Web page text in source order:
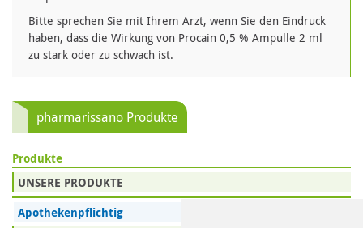
Bitte sprechen Sie mit Ihrem Arzt, wenn Sie den Eindruck
haben, dass die Wirkung von Procain 0,5 % Ampulle 2 ml
zu stark oder zu schwach ist.
pharmarissano Produkte
Produkte
UNSERE PRODUKTE
Apothekenpflichtig